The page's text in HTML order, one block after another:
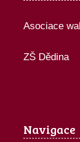
Asociace
ZŠ Dědina
Navigace